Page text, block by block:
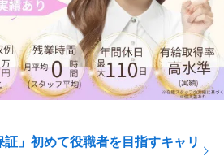
証」初めて役職者を目指すキャリ